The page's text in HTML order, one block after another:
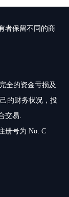
者保留不同的商
全的资金亏损及
的财务状况，投
交易.
册号为 No. C